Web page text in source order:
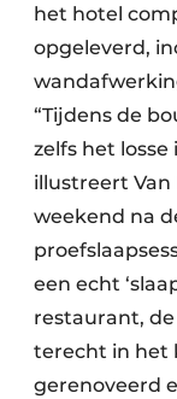
het hotel
opgeleverd,
“Tijdens de
zelfs het
illustreert Van
weekend na
een echt
restaurant,
terecht in het
gerenoveerd